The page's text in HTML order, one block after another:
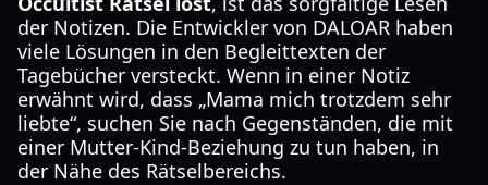
der Notizen. Die Entwickler von DALOAR haben
viele Lösungen in den Begleittexten der
Tagebücher versteckt. Wenn in einer Notiz
erwähnt wird, dass „Mama mich trotzdem sehr
liebte“, suchen Sie nach Gegenständen, die mit
einer Mutter-Kind-Beziehung zu tun haben, in
der Nähe des Rätselbereichs.